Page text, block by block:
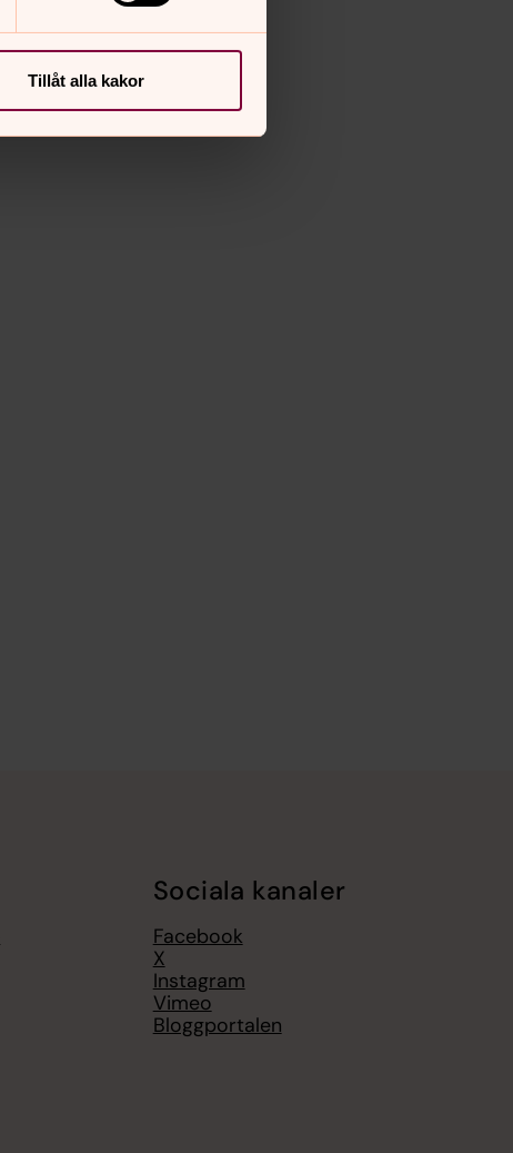
Tillåt alla kakor
Sociala kanaler
Facebook
X
Instagram
Vimeo
Bloggportalen